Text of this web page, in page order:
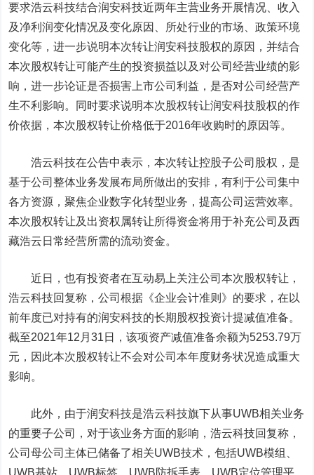
要求浩云科技结合润安科技近两年主营业务开展情况、收入
及净利润变化情况及变化原因、所处行业的市场、政策环境
变化等，进一步说明本次转让润安科技股权的原因，并结合
本次股权转让可能产生的投资损益以及对公司经营业绩的影
响，进一步论证是否损害上市公司利益，是否对公司经营产
生不利影响。同时要求说明本次股权转让润安科技股权的作
价依据，本次股权转让价格低于2016年收购时的原因等。
浩云科技在公告中表示，本次转让控股子公司股权，是
基于公司整体业务发展布局所做出的安排，有利于公司集中
各方资源，聚焦企业数字化转型业务，提高公司运营效率。
本次股权转让及出资权属转让所得资金将用于补充公司及西
藏浩云日常经营所需的流动资金。
近日，也有投资者在互动易上关注公司本次股权转让，
浩云科技回复称，公司根据《企业会计准则》的要求，在以
前年度已对持有的润安科技的长期股权投资计提减值准备。
截至2021年12月31日，该项资产减值准备余额为5253.79万
元，因此本次股权转让不会对公司本年度财务状况造成重大
影响。
此外，由于润安科技是浩云科技旗下从事UWB相关业务
的重要子公司，对于该业务方面的影响，浩云科技回复称，
公司母公司主体已储备了相关UWB技术，包括UWB模组、
UWB基站、UWB标签、UWB防拆手表、UWB定位管理平